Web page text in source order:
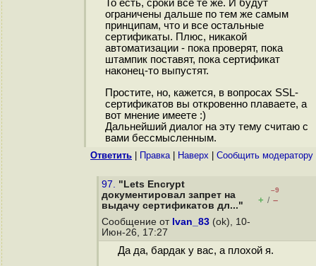
То есть, сроки всё те же. И будут
ограничены дальше по тем же самым
принципам, что и все остальные
сертификаты. Плюс, никакой
автоматизации - пока проверят, пока
штампик поставят, пока сертификат
наконец-то выпустят.
Простите, но, кажется, в вопросах SSL-
сертификатов вы откровенно плаваете, а
вот мнение имеете :)
Дальнейший диалог на эту тему считаю с
вами бессмысленным.
Ответить Правка| Наверх Cообщить модератору
97. "Lets Encrypt
документировал запрет на
выдачу сертификатов дл..."
–9
+ / –
Сообщение от Ivan_83 (ok), 10-
Июн-26, 17:27
Да да, бардак у вас, а плохой я.